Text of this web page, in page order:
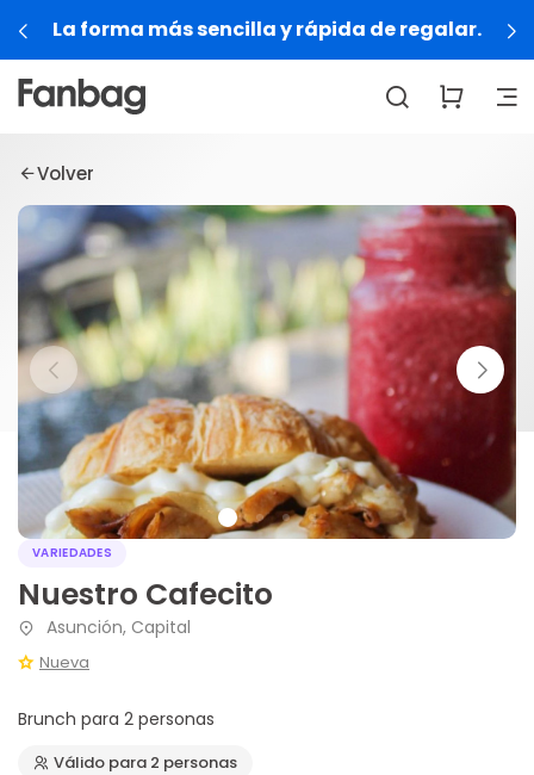
La forma más sencilla y rápida de regalar.
Volver
VARIEDADES
Nuestro Cafecito
Asunción, Capital
Nueva
Brunch para 2 personas
Válido para 2 personas